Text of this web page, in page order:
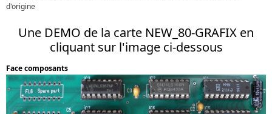
d'origine
Une DEMO de la carte NEW_80-GRAFIX en
cliquant sur l'image ci-dessous
Face composants